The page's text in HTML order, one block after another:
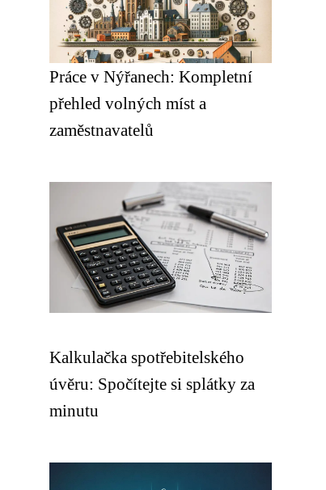
Práce v Nýřanech: Kompletní
přehled volných míst a
zaměstnavatelů
Kalkulačka spotřebitelského
úvěru: Spočítejte si splátky za
minutu